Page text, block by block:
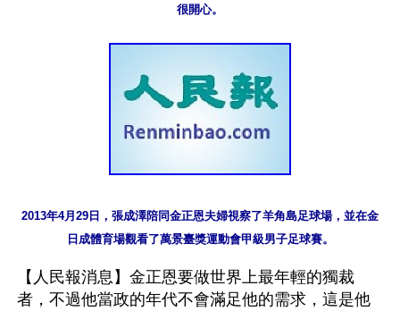
很開心。
2013年4月29日，張成澤陪同金正恩夫婦視察了羊角島足球場，並在金
日成體育場觀看了萬景臺獎運動會甲級男子足球賽。
【人民報消息】金正恩要做世界上最年輕的獨裁
者，不過他當政的年代不會滿足他的需求，這是他